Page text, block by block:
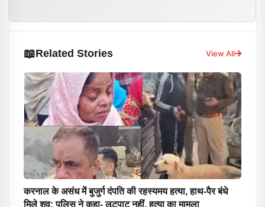
📖Related Stories View All
करनाल के असंध में बुजुर्ग दंपति की रहस्यमय हत्या, हाथ-पैर बंधे
मिले शव; पुलिस ने कहा- लूटपाट नहीं, हत्या का मामला